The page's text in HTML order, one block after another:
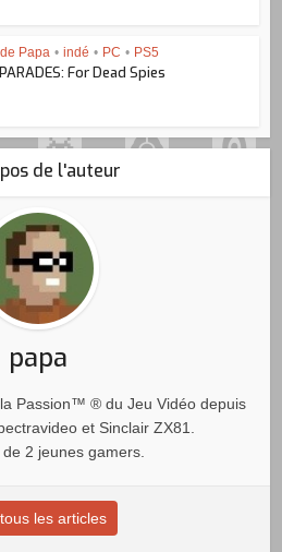
Papa • indé • PC • PS5
For Dead Spies
de l'auteur
papa
Passion™ ® du Jeu Vidéo depuis
et Sinclair ZX81.
2 jeunes gamers.
les articles